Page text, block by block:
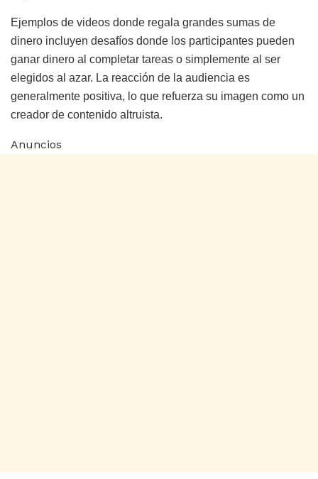
Ejemplos de videos donde regala grandes sumas de
dinero incluyen desafíos donde los participantes pueden
ganar dinero al completar tareas o simplemente al ser
elegidos al azar. La reacción de la audiencia es
generalmente positiva, lo que refuerza su imagen como un
creador de contenido altruista.
Anuncios